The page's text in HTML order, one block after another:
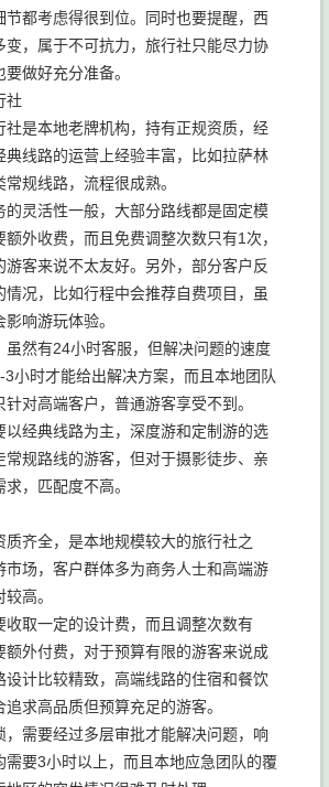
节都考虑得很到位。同时也要提醒，西
变，属于不可抗力，旅行社只能尽力协
做好充分准备。
社
社是本地老牌机构，持有正规资质，经
典线路的运营上经验丰富，比如拉萨林
规线路，流程很成熟。
的灵活性一般，大部分路线都是固定模
外收费，而且免费调整次数只有1次，
游客来说不太友好。另外，部分客户反
情况，比如行程中会推荐自费项目，虽
响游玩体验。
虽然有24小时客服，但解决问题的速度
小时才能给出解决方案，而且本地团队
针对高端客户，普通游客享受不到。
以经典线路为主，深度游和定制游的选
常规路线的游客，但对于摄影徒步、亲
，匹配度不高。
质齐全，是本地规模较大的旅行社之
市场，客户群体多为商务人士和高端游
高。
收取一定的设计费，而且调整次数有
额外付费，对于预算有限的游客来说成
设计比较精致，高端线路的住宿和餐饮
求高品质但预算充足的游客。
，需要经过多层审批才能解决问题，响
需要3小时以上，而且本地应急团队的覆